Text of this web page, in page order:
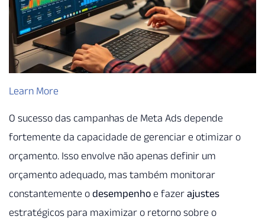
Learn More
O sucesso das campanhas de Meta Ads depende
fortemente da capacidade de gerenciar e otimizar o
orçamento. Isso envolve não apenas definir um
orçamento adequado, mas também monitorar
constantemente o desempenho e fazer ajustes
estratégicos para maximizar o retorno sobre o